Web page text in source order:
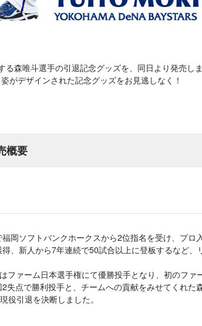
森唯斗選手の引退記念グッズを、同日より発売し
がデザインされた記念グッズをお見逃しなく！
概要
岡ソフトバンクホークスから2位指名を受け、プロ
、新人から7年連続で50試合以上に登板するなど、
ファーム日本選手権にて優勝投手となり、初のファ
失点で勝利投手と、チームへの貢献をみせてくれた
役引退を決断しました。